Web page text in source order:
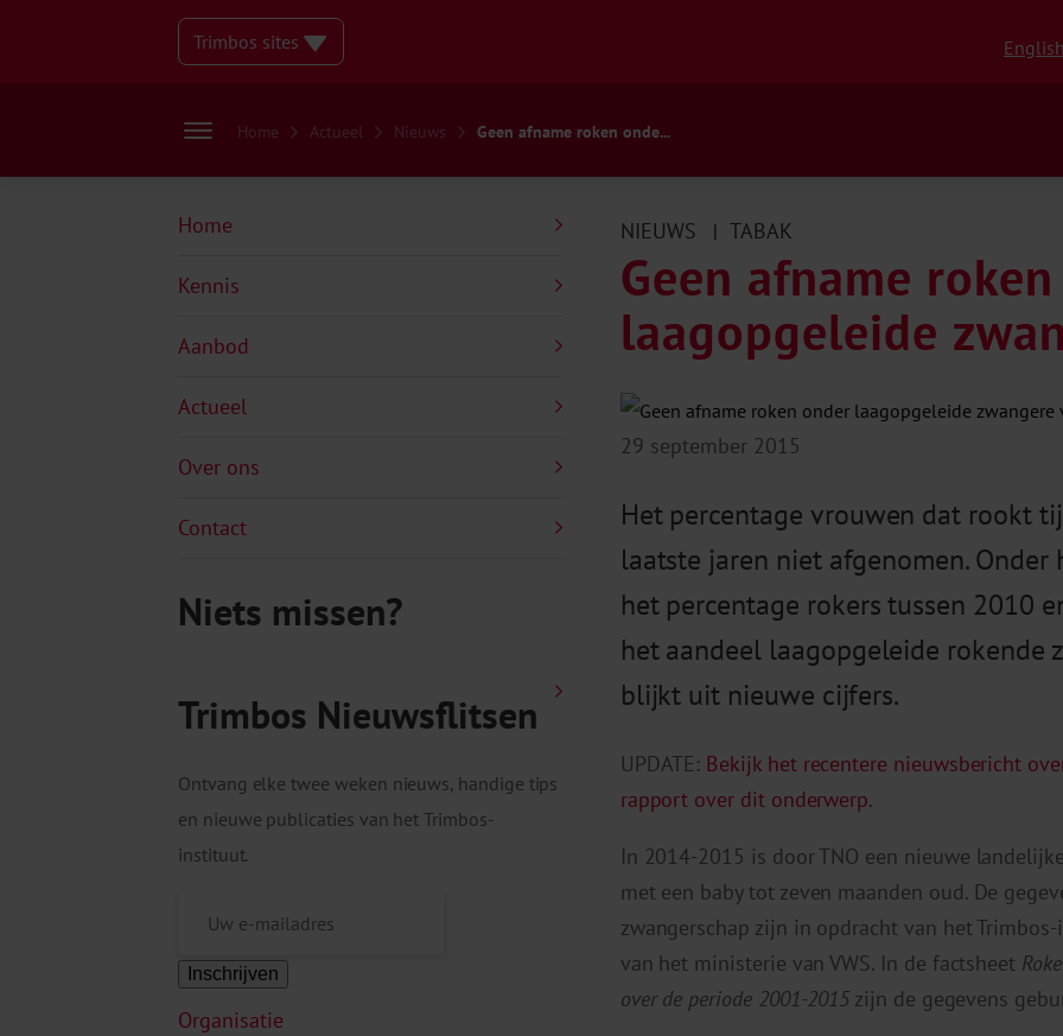
Trimbos sites
Home Actueel Nieuws Geen afname roken onde...
Home
Kennis
Aanbod
Actueel
Over ons
Contact
Niets missen?
Trimbos Nieuwsflitsen
Ontvang elke twee weken nieuws, handige tips
en nieuwe publicaties van het Trimbos-
instituut.
Inschrijven
Organisatie
NIEUWS | TABAK
Geen afname
laagopgeleide
29 september 2015
Het percentage vrouwen dat rookt
laatste jaren niet afgenomen.
het percentage rokers tussen 2010
het aandeel laagopgeleide rokende
blijkt uit nieuwe cijfers.
UPDATE: Bekijk het recentere nieuwsbericht
rapport over dit onderwerp.
In 2014-2015 is door TNO een nieuwe
met een baby tot zeven maanden oud. De
zwangerschap zijn in opdracht van het
van het ministerie van VWS. In de factsheet
over de periode 2001-2015 zijn de gegevens